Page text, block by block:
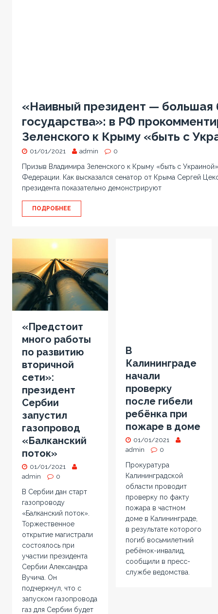
«Наивный президент — большая
государства»: в РФ
Зеленского к Крыму «быть с
01/01/2021 admin 0
Призыв Владимира Зеленского к Крыму «быть с
Федерации. Как высказался сенатор от Крыма Сергей
президента показательно демонстрируют
ПОДРОБНЕЕ
«Предстоит
много работы
по развитию
вторичной
сети»:
президент
Сербии
запустил
газопровод
«Балканский
поток»
01/01/2021
admin
0
В Сербии дан старт
газопроводу
«Балканский поток».
Торжественное
открытие магистрали
состоялось при
участии президента
Сербии Александра
Вучича. Он
подчеркнул, что с
запуском газопровода
газ для Сербии будет
В
Калининграде
начали
проверку
после гибели
ребёнка при
пожаре в доме
01/01/2021
admin
0
Прокуратура
Калининградской
области проводит
проверку по факту
пожара в частном
доме в Калининграде,
в результате которого
погиб восьмилетний
ребёнок-инвалид,
сообщили в пресс-
службе ведомства.